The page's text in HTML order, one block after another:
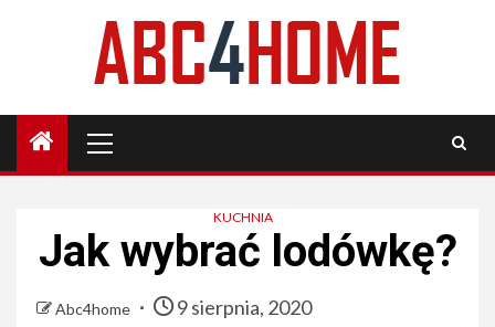
Menu
KUCHNIA
Jak wybrać lodówkę?
Abc4home 9 sierpnia, 2020